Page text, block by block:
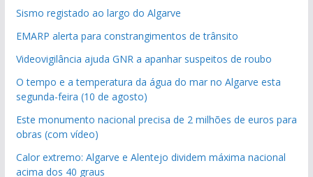
Sismo registado ao largo do Algarve
EMARP alerta para constrangimentos de trânsito
Videovigilância ajuda GNR a apanhar suspeitos de roubo
O tempo e a temperatura da água do mar no Algarve esta
segunda-feira (10 de agosto)
Este monumento nacional precisa de 2 milhões de euros para
obras (com vídeo)
Calor extremo: Algarve e Alentejo dividem máxima nacional
acima dos 40 graus